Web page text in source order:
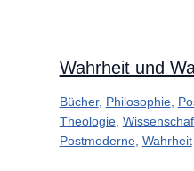
Wahrheit und
Bücher, Philosophie,
Theologie,
Postmoderne, Wahrheit